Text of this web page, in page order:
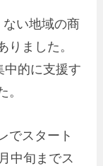
い地域の商
りました。
中的に支援す
でスタート
中旬までス